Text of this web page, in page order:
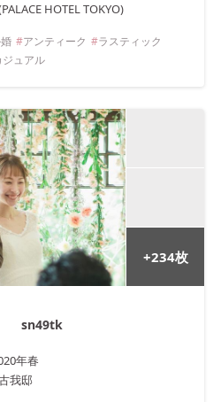
HOTEL TOKYO)
アンティーク
ラスティック
ジュアル
+234枚
sn49tk
年春
我邸